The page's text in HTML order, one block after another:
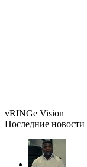
vRINGe Vision
Последние новости